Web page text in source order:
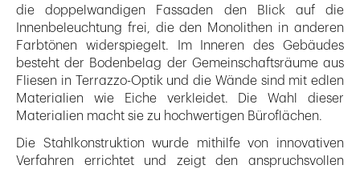
die doppelwandigen Fassaden den Blick auf die
Innenbeleuchtung frei, die den Monolithen in anderen
Farbtönen widerspiegelt. Im Inneren des Gebäudes
besteht der Bodenbelag der Gemeinschaftsräume aus
Fliesen in Terrazzo-Optik und die Wände sind mit edlen
Materialien wie Eiche verkleidet. Die Wahl dieser
Materialien macht sie zu hochwertigen Büroflächen.
Die Stahlkonstruktion wurde mithilfe von innovativen
Verfahren errichtet und zeigt den anspruchsvollen